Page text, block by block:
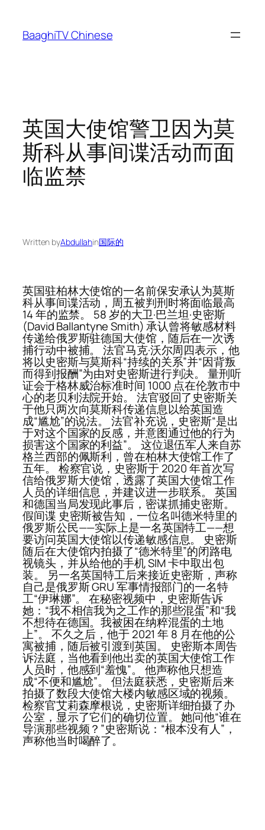
content
BaaghiTV Chinese
英国大使馆警卫因为莫
斯科从事间谍活动而面
临监禁
Written byAbdullahin国际的
英国驻柏林大使馆的一名前保安承认为莫斯
科从事间谍活动，周五被判刑时将面临最高
14 年的监禁。 58 岁的大卫·巴兰坦·史密斯
(David Ballantyne Smith) 承认曾将敏感材料
传递给俄罗斯驻德国大使馆，随后在一次诱
捕行动中被捕。 法官马克·沃尔周四表示，他
将以史密斯与莫斯科“持续的关系”并“因背叛
而得到报酬”为由对史密斯进行判决。 量刑听
证会于格林威治标准时间 1000 点在伦敦市中
心的老贝利法院开始。 法官驳回了史密斯关
于他只两次向莫斯科传递信息以给英国造
成“尴尬”的说法。 法官补充说，史密斯“是出
于对这个国家的反感，并意图通过他的行为
损害这个国家的利益”。 这位退伍军人来自苏
格兰西部的佩斯利，曾在柏林大使馆工作了
五年。 检察官说，史密斯于 2020 年首次写
信给俄罗斯大使馆，透露了英国大使馆工作
人员的详细信息，并建议进一步联系。 英国
和德国当局发现此事后，密谋抓捕史密斯。
假间谍 史密斯被告知，一位名叫德米特里的
俄罗斯公民——实际上是一名英国特工——想
要访问英国大使馆以传递敏感信息。 史密斯
随后在大使馆内拍摄了“德米特里”的闭路电
视镜头，并从给他的手机 SIM 卡中取出包
装。 另一名英国特工后来接近史密斯，声称
自己是俄罗斯 GRU 军事情报部门的一名特
工“伊琳娜”。 在秘密视频中，史密斯告诉
她：“我不相信我为之工作的那些混蛋”和“我
不想待在德国。我被困在纳粹混蛋的土地
上”。 不久之后，他于 2021 年 8 月在他的公
寓被捕，随后被引渡到英国。 史密斯本周告
诉法庭，当他看到他出卖的英国大使馆工作
人员时，他感到“羞愧”。 他声称他只想造
成“不便和尴尬”。 但法庭获悉，史密斯后来
拍摄了数段大使馆大楼内敏感区域的视频。
检察官艾莉森摩根说，史密斯详细拍摄了办
公室，显示了它们的确切位置。 她问他“谁在
导演那些视频？”史密斯说：“根本没有人”，
声称他当时喝醉了。